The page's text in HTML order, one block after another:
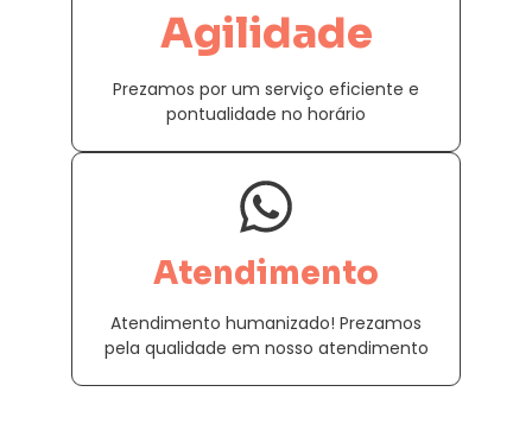
Agilidade
Prezamos por um serviço eficiente e
pontualidade no horário
Atendimento
Atendimento humanizado! Prezamos
pela qualidade em nosso atendimento